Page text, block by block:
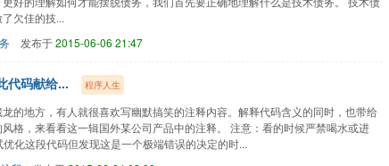
欠佳的技...
发布于2015-06-06 21:47
代码献给... 程序人生
的地方，有人就很喜欢写幽默搞笑的注释内容。解释代码含义的同时，也带给
格，来看看这一辑国外某公司产品中的注释。 注意：看的时候严禁喝水或进
化这段代码但发现这是一个极端错误的决定的时...